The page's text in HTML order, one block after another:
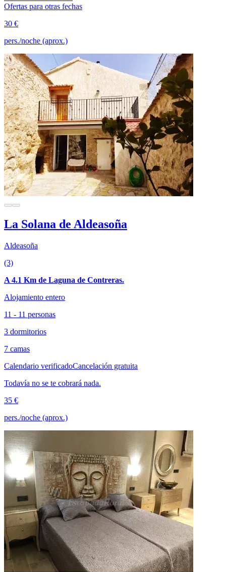
Ofertas para otras fechas
30 €
pers./noche (aprox.)
La Solana de Aldeasoña
Aldeasoña
(3)
A 4.1 Km de Laguna de Contreras.
Alojamiento entero
11 - 11 personas
3 dormitorios
7 camas
Calendario verificadoCancelación gratuita
Todavía no se te cobrará nada.
35 €
pers./noche (aprox.)